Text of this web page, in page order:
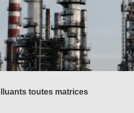
toutes matrices